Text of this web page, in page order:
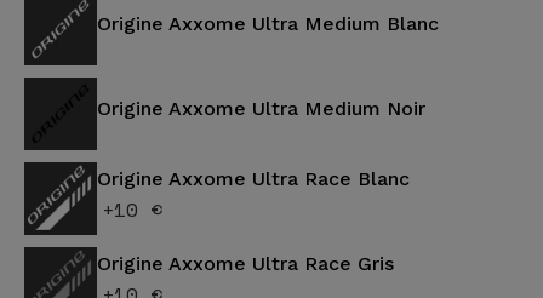
Origine Axxome Ultra Medium Blanc
Origine Axxome Ultra Medium Noir
Origine Axxome Ultra Race Blanc
+10 €
Origine Axxome Ultra Race Gris